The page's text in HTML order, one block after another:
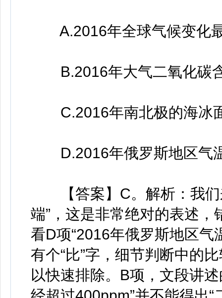
A.2016年全球气候变化
B.2016年大气二氧化碳
C.2016年南北极的海冰
D.2016年俄罗斯地区气
【答案】C。解析：我们
端”，这是非常绝对的表述
看D项“2016年俄罗斯地区气
有个“比”字，细节判断中的
以快速排除。B项，文段讲